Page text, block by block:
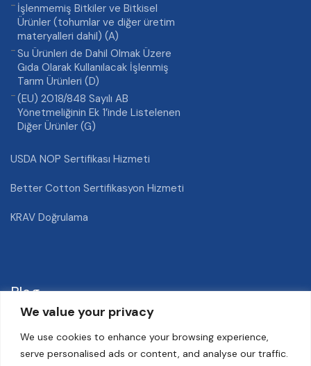
We value your privacy
We use cookies to enhance your browsing experience,
serve personalised ads or content, and analyse our traffic.
İşlenmemiş Bitkiler ve Bitkisel
Ürünler (tohumlar ve diğer üretim
materyalleri dahil) (A)
Su Ürünleri de Dahil Olmak Üzere
Gıda Olarak Kullanılacak İşlenmiş
Tarım Ürünleri (D)
(EU) 2018/848 Sayılı AB
Yönetmeliğinin Ek 1’inde Listelenen
Diğer Ürünler (G)
USDA NOP Sertifikası Hizmeti
Better Cotton Sertifikasyon Hizmeti
KRAV Doğrulama
Blog
Nektarin Hastalıkları ve Zararlıları